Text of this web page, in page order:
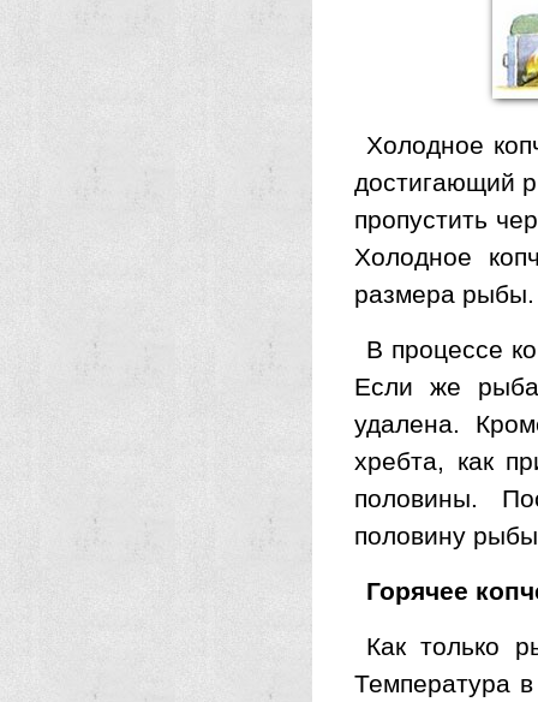
Холодное
достигающий
пропустить
Холодное
размера рыбы.
В процессе
Если же
удалена.
хребта, как
половины.
половину
Горячее
Как только
Температура